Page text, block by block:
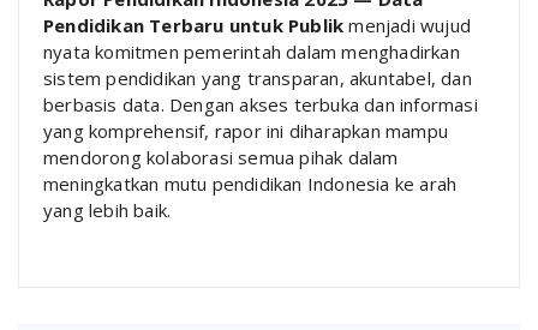
Pendidikan Terbaru untuk Publik menjadi wujud
nyata komitmen pemerintah dalam menghadirkan
sistem pendidikan yang transparan, akuntabel, dan
berbasis data. Dengan akses terbuka dan informasi
yang komprehensif, rapor ini diharapkan mampu
mendorong kolaborasi semua pihak dalam
meningkatkan mutu pendidikan Indonesia ke arah
yang lebih baik.